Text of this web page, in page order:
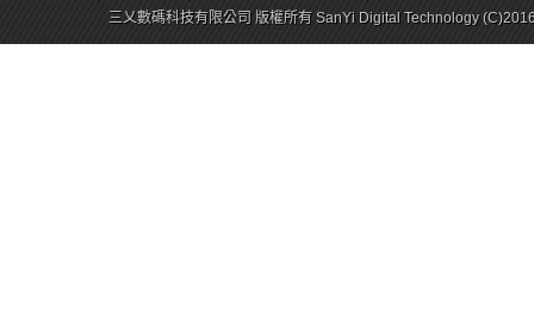
三乂數碼科技有限公司 版權所有 SanYi Digital Technology